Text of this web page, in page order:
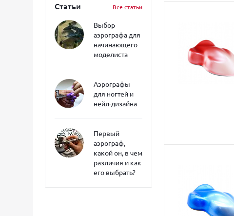
Статьи Все статьи
Выбор
аэрографа для
начинающего
моделиста
Аэрографы
для ногтей и
нейл-дизайна
Первый
аэрограф,
какой он, в чем
различия и как
его выбрать?